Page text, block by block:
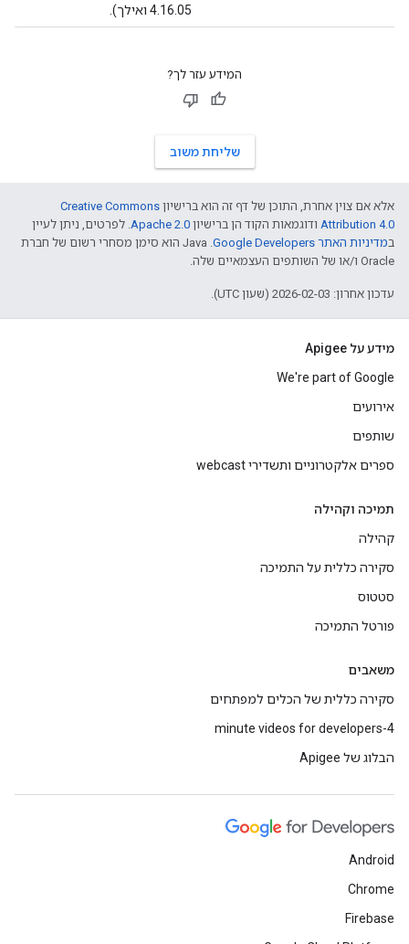
4.16.05 ואילך).
המידע עזר לך?
שליחת משוב
אלא אם צוין אחרת, התוכן של דף זה הוא ברישיון Creative Commons
Attribution 4.0 ודוגמאות הקוד הן ברישיון Apache 2.0. לפרטים, ניתן לעיין
במדיניות האתר Google Developers‏
.‏ Java הוא סימן מסחרי רשום של חברת
Oracle ו/או של השותפים העצמאיים שלה.
עדכון אחרון: 2026-02-03 (שעון UTC).
מידע על Apigee
We're part of Google
אירועים
שותפים
ספרים אלקטרוניים ותשדירי webcast
תמיכה וקהילה
קהילה
סקירה כללית על התמיכה
סטטוס
פורטל התמיכה
משאבים
סקירה כללית של הכלים למפתחים
4-minute videos for developers
הבלוג של Apigee
Android
Chrome
Firebase